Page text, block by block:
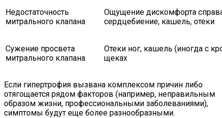
Недостаточность
митрального клапана
Ощущение дискомфорта
сердцебиение, кашель, отеки
Сужение просвета
митрального клапана
Отеки ног, кашель (иногда с
щеках
Если гипертрофия вызвана комплексом причин либо
отягощается рядом факторов (например, неправильным
образом жизни, профессиональными заболеваниями),
симптомы будут еще более разнообразными.